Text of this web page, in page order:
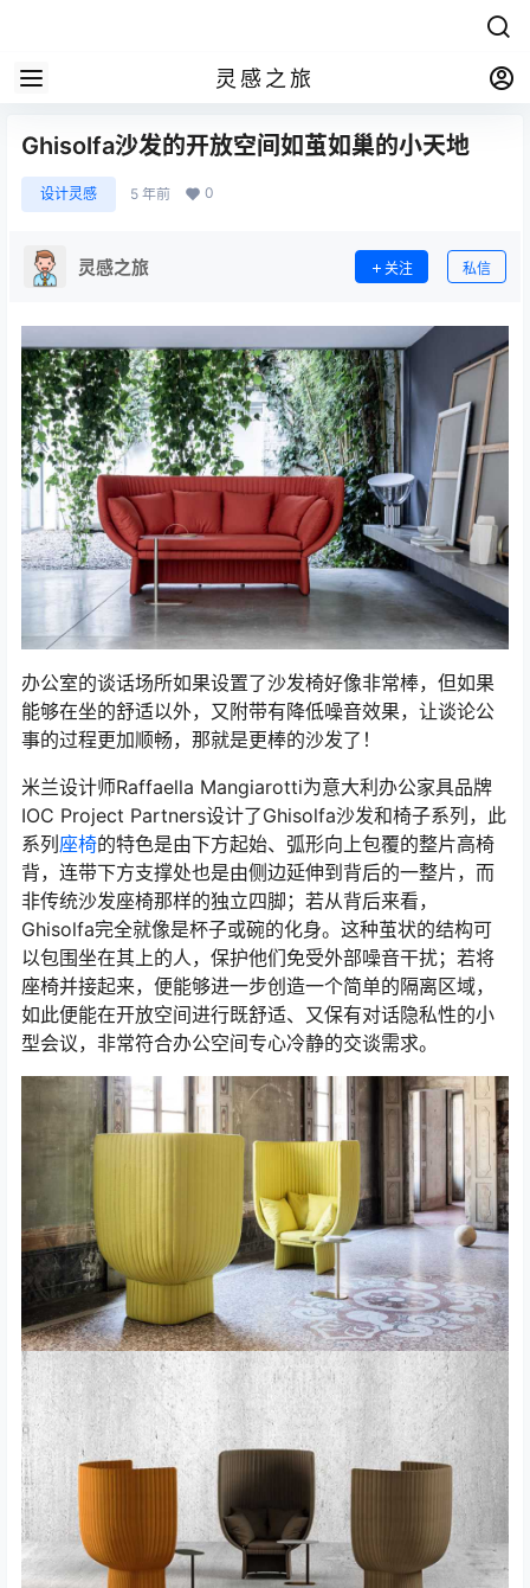
灵感之旅
Ghisolfa沙发的开放空间如茧如巢的小天地
设计灵感 5 年前 0
灵感之旅 关注 私信
办公室的谈话场所如果设置了沙发椅好像非常棒，但如果
能够在坐的舒适以外，又附带有降低噪音效果，让谈论公
事的过程更加顺畅，那就是更棒的沙发了！
米兰设计师Raffaella Mangiarotti为意大利办公家具品牌
IOC Project Partners设计了Ghisolfa沙发和椅子系列，此
系列 座椅的特色是由下方起始、弧形向上包覆的整片高椅
背，连带下方支撑处也是由侧边延伸到背后的一整片，而
非传统沙发座椅那样的独立四脚；若从背后来看，
Ghisolfa完全就像是杯子或碗的化身。这种茧状的结构可
以包围坐在其上的人，保护他们免受外部噪音干扰；若将
座椅并接起来，便能够进一步创造一个简单的隔离区域，
如此便能在开放空间进行既舒适、又保有对话隐私性的小
型会议，非常符合办公空间专心冷静的交谈需求。